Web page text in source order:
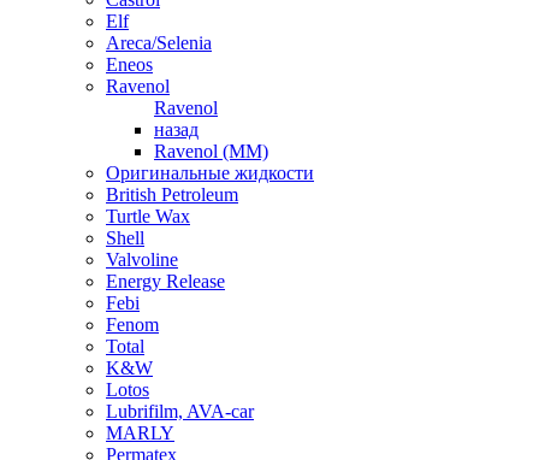
Elf
Areca/Selenia
Eneos
Ravenol
Ravenol
назад
Ravenol (ММ)
Оригинальные жидкости
British Petroleum
Turtle Wax
Shell
Valvoline
Energy Release
Febi
Fenom
Total
K&W
Lotos
Lubrifilm, AVA-car
MARLY
Permatex